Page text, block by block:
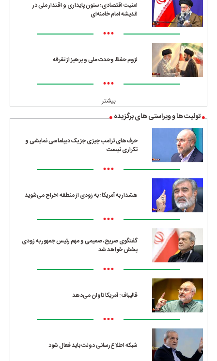
امنیت اقتصادی؛ ستون پایداری و اقتدار ملی در
اندیشه امام خامنه‌ای
•••
لزوم حفظ وحدت ملی و پرهیز از تفرقه
•••
بیشتر
توئیت ها و ویراستی های برگزیده
حرف‌های ترامپ چیزی جز یک دیپلماسی نمایشی و
تکراری نیست
•••
هشدار به آمریکا: به زودی از منطقه اخراج می‌شوید
•••
گفتگوی صریح، صمیمی و مهم رئیس جمهور به زودی
پخش خواهد شد
•••
قالیباف: آمریکا تاوان می‌دهد
•••
شبکه اطلاع‌رسانی دولت باید فعال شود